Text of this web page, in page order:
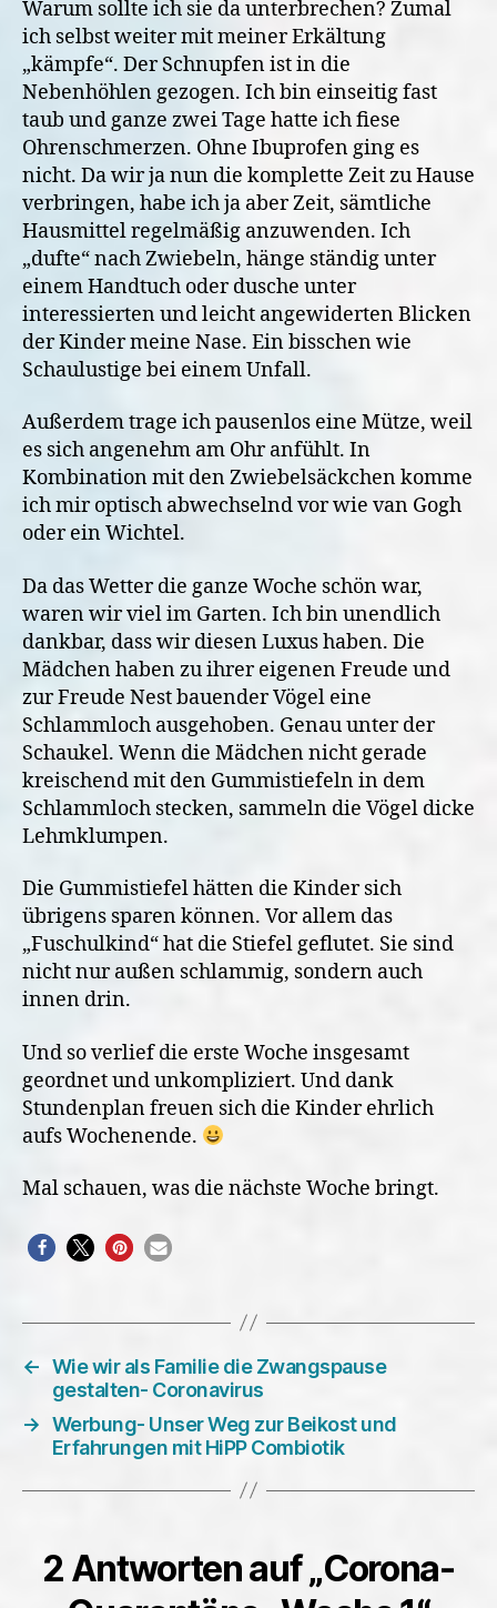
Warum sollte ich sie da unterbrechen? Zumal
ich selbst weiter mit meiner Erkältung
„kämpfe“. Der Schnupfen ist in die
Nebenhöhlen gezogen. Ich bin einseitig fast
taub und ganze zwei Tage hatte ich fiese
Ohrenschmerzen. Ohne Ibuprofen ging es
nicht. Da wir ja nun die komplette Zeit zu Hause
verbringen, habe ich ja aber Zeit, sämtliche
Hausmittel regelmäßig anzuwenden. Ich
„dufte“ nach Zwiebeln, hänge ständig unter
einem Handtuch oder dusche unter
interessierten und leicht angewiderten Blicken
der Kinder meine Nase. Ein bisschen wie
Schaulustige bei einem Unfall.
Außerdem trage ich pausenlos eine Mütze, weil
es sich angenehm am Ohr anfühlt. In
Kombination mit den Zwiebelsäckchen komme
ich mir optisch abwechselnd vor wie van Gogh
oder ein Wichtel.
Da das Wetter die ganze Woche schön war,
waren wir viel im Garten. Ich bin unendlich
dankbar, dass wir diesen Luxus haben. Die
Mädchen haben zu ihrer eigenen Freude und
zur Freude Nest bauender Vögel eine
Schlammloch ausgehoben. Genau unter der
Schaukel. Wenn die Mädchen nicht gerade
kreischend mit den Gummistiefeln in dem
Schlammloch stecken, sammeln die Vögel dicke
Lehmklumpen.
Die Gummistiefel hätten die Kinder sich
übrigens sparen können. Vor allem das
„Fuschulkind“ hat die Stiefel geflutet. Sie sind
nicht nur außen schlammig, sondern auch
innen drin.
Und so verlief die erste Woche insgesamt
geordnet und unkompliziert. Und dank
Stundenplan freuen sich die Kinder ehrlich
aufs Wochenende.
Mal schauen, was die nächste Woche bringt.
← Wie wir als Familie die Zwangspause
gestalten- Coronavirus
→ Werbung- Unser Weg zur Beikost und
Erfahrungen mit HiPP Combiotik
2 Antworten auf „Corona-